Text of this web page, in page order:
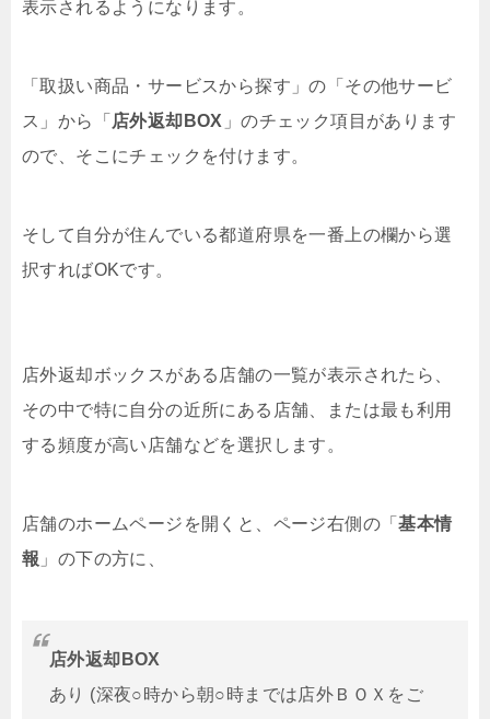
表示されるようになります。
「取扱い商品・サービスから探す」の「その他サービ
ス」から「 店外返却BOX 」のチェック項目があります
ので、そこにチェックを付けます。
そして自分が住んでいる都道府県を一番上の欄から選
択すればOKです。
店外返却ボックスがある店舗の一覧が表示されたら、
その中で特に自分の近所にある店舗、または最も利用
する頻度が高い店舗などを選択します。
店舗のホームページを開くと、ページ右側の「基本情
報 」の下の方に、
店外返却BOX
あり (深夜○時から朝○時までは店外ＢＯＸをご